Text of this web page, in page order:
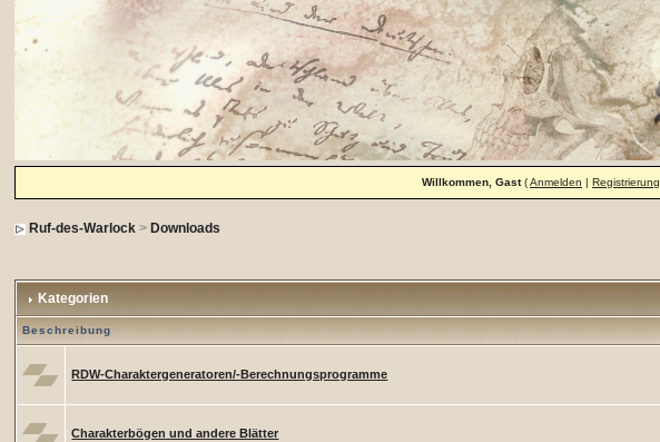
Willkommen, Gast(Anmelden | Registrierung
Ruf-des-Warlock > Downloads
Kategorien
Beschreibung
RDW-Charaktergeneratoren/-Berechnungsprogramme
Charakterbögen und andere Blätter